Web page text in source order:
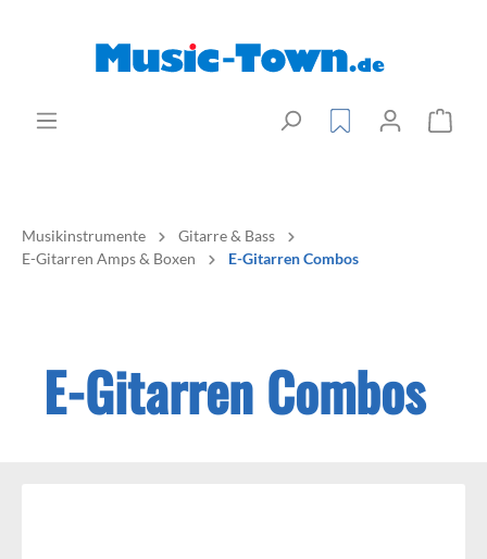
Musikinstrumente
Gitarre & Bass
E-Gitarren Amps & Boxen
E-Gitarren Combos
E-Gitarren Combos